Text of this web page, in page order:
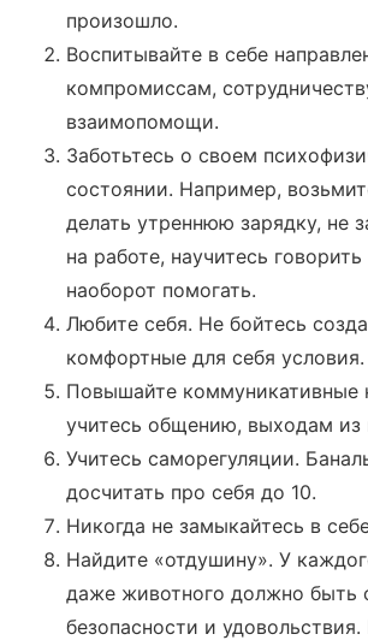
произошло.
Воспитывайте в себе
компромиссам,
взаимопомощи.
Заботьтесь о своем
состоянии. Например,
делать утреннюю зарядку, не
на работе, научитесь
наоборот помогать.
Любите себя. Не бойтесь
комфортные для себя условия.
Повышайте коммуникативные
учитесь общению, выходам из
Учитесь саморегуляции.
досчитать про себя до 10.
Никогда не замыкайтесь в
Найдите «отдушину». У
даже животного должно быть
безопасности и